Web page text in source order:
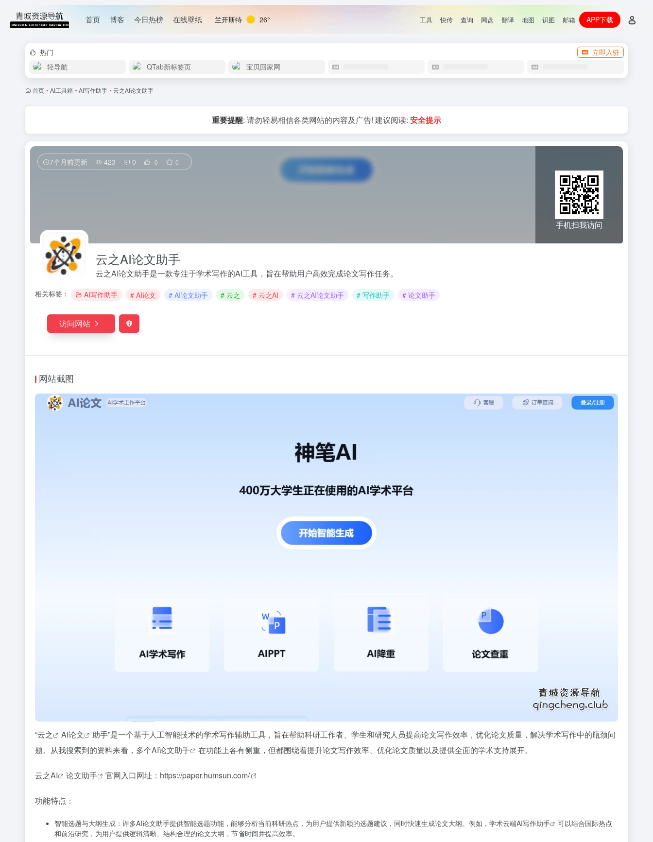
首页 博客 今日热榜 在线壁纸 兰开斯特 26° 工具 快传 查询 网盘 翻译 地图 识图 邮箱 APP下载
热门
立即入驻
轻导航
QTab新标签页 宝贝回家网
首页 • AI工具箱 • AI写作助手 • 云之AI论文助手
重要提醒: 请勿轻易相信各类网站的内容及广告! 建议阅读: 安全提示
手机扫我访问
7个月前更新 423 0 0 0
云之AI论文助手
云之AI论文助手是一款专注于学术写作的AI工具，旨在帮助用户高效完成论文写作任务。
相关标签： AI写作助手 # AI论文 # AI论文助手 # 云之 # 云之AI # 云之AI论文助手 # 写作助手 # 论文助手
访问网站
网站截图
“云之 AI论文
助手”是一个基于人工智能技术的学术写作辅助工具，旨在帮助科研工作者、学生和研究人员提高论文写作效率，优化论文质量，解决学术写作中的瓶颈问
题。从我搜索到的资料来看，多个AI论文助手 在功能上各有侧重，但都围绕着提升论文写作效率、优化论文质量以及提供全面的学术支持展开。
云之AI 论文助手 官网入口网址： https://paper.humsun.com/
功能特点：
智能选题与大纲生成：许多AI论文助手提供智能选题功能，能够分析当前科研热点，为用户提供新颖的选题建议，同时快速生成论文大纲。例如，学术云端AI写作助手
可以结合国际热点
和前沿研究，为用户提供逻辑清晰、结构合理的论文大纲，节省时间并提高效率。